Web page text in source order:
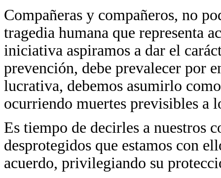
Compañeras y compañeros, no
tragedia humana que representa
iniciativa aspiramos a dar el
prevención, debe prevalecer por
lucrativa, debemos asumirlo
ocurriendo muertes previsibles a
Es tiempo de decirles a nuestros
desprotegidos que estamos con
acuerdo, privilegiando su